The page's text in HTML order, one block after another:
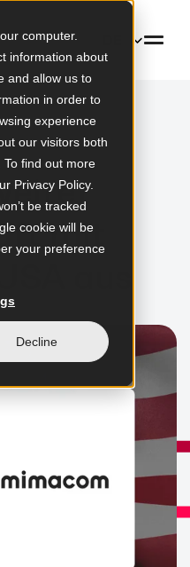
computer.
information about
and allow us to
in order to
experience
our visitors both
find out more
Privacy Policy.
be tracked
cookie will be
your preference
Decline
mit
aus